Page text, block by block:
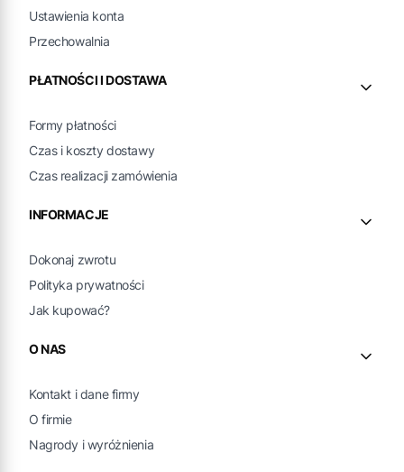
Ustawienia konta
Przechowalnia
PŁATNOŚCI I DOSTAWA
Formy płatności
Czas i koszty dostawy
Czas realizacji zamówienia
INFORMACJE
Dokonaj zwrotu
Polityka prywatności
Jak kupować?
O NAS
Kontakt i dane firmy
O firmie
Nagrody i wyróżnienia